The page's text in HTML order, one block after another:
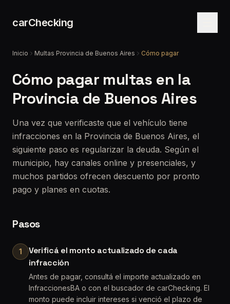
carChecking
Inicio Multas Provincia de Buenos Aires Cómo pagar
Cómo pagar multas en la
Provincia de Buenos Aires
Una vez que verificaste que el vehículo tiene
infracciones en la Provincia de Buenos Aires, el
siguiente paso es regularizar la deuda. Según el
municipio, hay canales online y presenciales, y
muchos partidos ofrecen descuento por pronto
pago y planes en cuotas.
Pasos
1
Verificá el monto actualizado de cada
infracción
Antes de pagar, consultá el importe actualizado en
InfraccionesBA o con el buscador de carChecking. El
monto puede incluir intereses si venció el plazo de